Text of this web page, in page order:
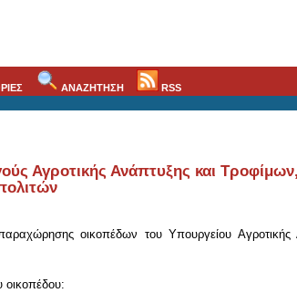
ΑΝΑΖΗΤΗΣΗ RSS
Αγροτικής Ανάπτυξης και
οικοπέδων του Υπουργείου Αγροτικής
οικοπέδου: